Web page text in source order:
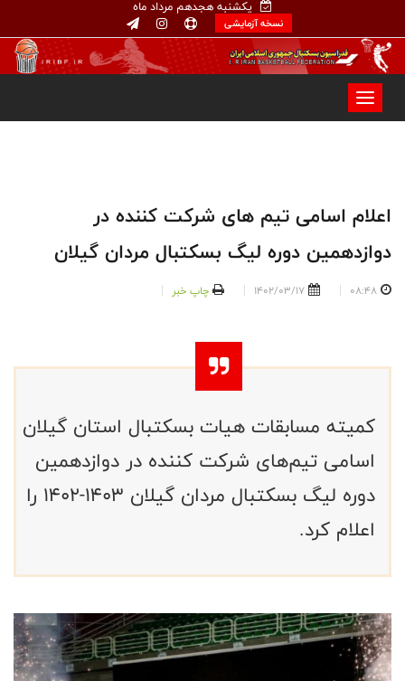
یکشنبه هجدهم مرداد ماه
نسخه آزمایشی
اعلام اسامی تیم های شرکت کننده در
دوازدهمین دوره لیگ بسکتبال مردان گیلان
08:48
1402/03/17 چاپ خبر
کمیته مسابقات هیات بسکتبال استان گیلان
اسامی تیم‌های شرکت کننده در دوازدهمین
دوره لیگ بسکتبال مردان گیلان ۱۴۰۳-۱۴۰۲ را
اعلام کرد.